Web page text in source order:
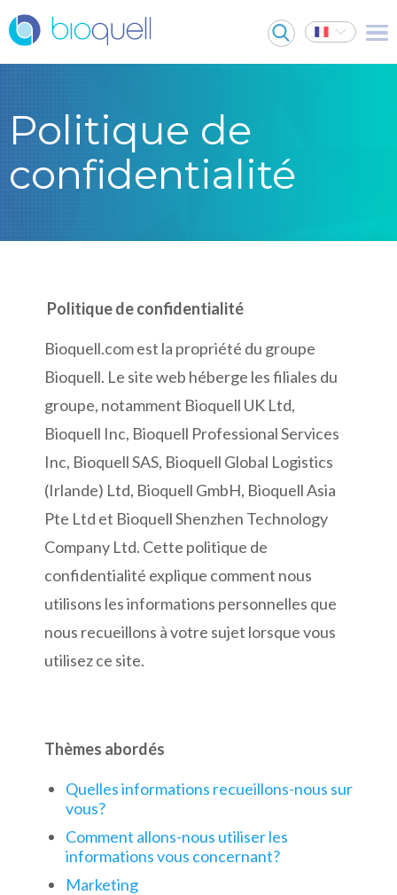
Politique de
confidentialité
Politique de confidentialité
Bioquell.com est la propriété du groupe
Bioquell. Le site web héberge les filiales du
groupe, notamment Bioquell UK Ltd,
Bioquell Inc, Bioquell Professional Services
Inc, Bioquell SAS, Bioquell Global Logistics
(Irlande) Ltd, Bioquell GmbH, Bioquell Asia
Pte Ltd et Bioquell Shenzhen Technology
Company Ltd. Cette politique de
confidentialité explique comment nous
utilisons les informations personnelles que
nous recueillons à votre sujet lorsque vous
utilisez ce site.
Thèmes abordés
Quelles informations recueillons-nous sur
vous?
Comment allons-nous utiliser les
informations vous concernant?
Marketing